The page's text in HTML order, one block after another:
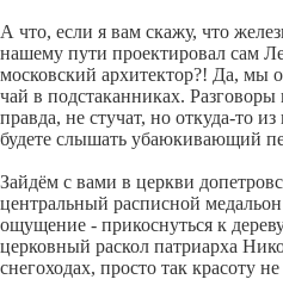
А что, если я вам скажу, что
нашему пути проектировал сам
московский архитектор?! Да, мы
чай в подстаканниках. Разговоры
правда, не стучат, но откуда-то
будете слышать убаюкивающий
Зайдём с вами в церкви
центральный расписной
ощущение - прикоснуться к
церковный раскол патриарха
снегоходах, просто так красоту